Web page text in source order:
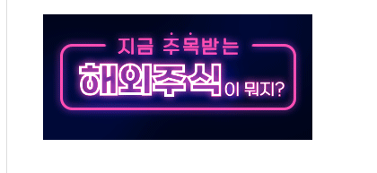
표면 부식 물질"
진화...외국인 노동자 숨져